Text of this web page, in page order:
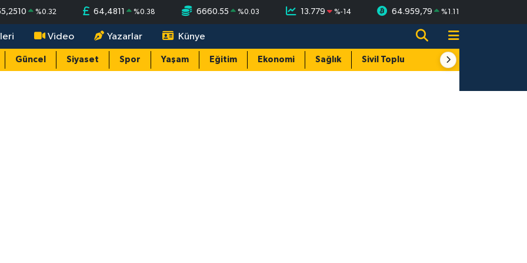
%0.32 64,4811 %0.38 6660.55 %0.03 13.779 %-14 64.959,79 %1.11
Video Yazarlar Künye
Güncel Siyaset Spor Yaşam Eğitim Ekonomi Sağlık Sivil Toplum Turizm